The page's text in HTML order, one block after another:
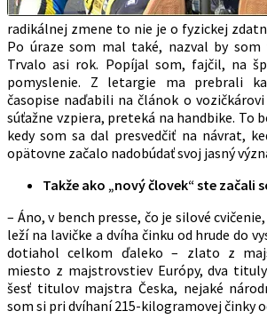
radikálnej zmene to nie je o fyzickej
Po úraze som mal také, nazval by som
Trvalo asi rok. Popíjal som, fajčil, na
pomyslenie. Z letargie ma prebrali
časopise naďabili na článok o
súťažne vzpiera, preteká na handbike. To
kedy som sa dal presvedčiť na návrat,
opätovne začalo nadobúdať svoj jasný
Takže ako „nový človek“ ste začali
– Áno, v bench presse, čo je silové
leží na lavičke a dvíha činku od hrude do
dotiahol celkom ďaleko – zlato z
miesto z majstrovstiev Európy, dva
šesť titulov majstra Česka, nejaké
som si pri dvíhaní 215-kilogramovej činky